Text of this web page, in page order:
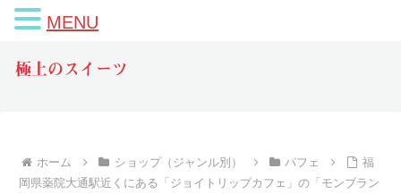
極上のスイーツ
ホーム ショップ（ジャンル別） パフェ
福
岡県薬院大通駅近くにある「ジョイトリップカフェ」の「モンブラン
MENU